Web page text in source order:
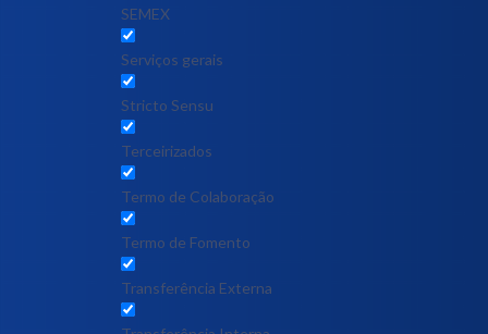
SEMEX
Serviços gerais
Stricto Sensu
Terceirizados
Termo de Colaboração
Termo de Fomento
Transferência Externa